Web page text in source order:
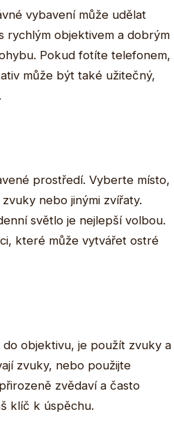
vybavení může udělat
rychlým objektivem a dobrým
Pokud fotíte telefonem,
může být také užitečný,
prostředí. Vyberte místo,
nebo jinými zvířaty.
světlo je nejlepší volbou.
které může vytvářet ostré
objektivu, je použít zvuky a
zvuky, nebo použijte
zvědaví a často
klíč k úspěchu.